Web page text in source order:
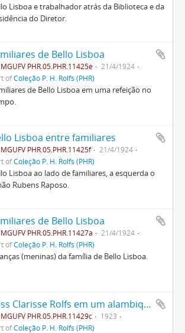
Lisboa e trabalhador atrás da Biblioteca e da
do Diretor.
de Bello Lisboa
MGUFV PHR.05.PHR.11425e
21/4/1924
ofColeção P. H. Rolfs (PHR)
de Bello Lisboa em uma refeição no
Lisboa entre familiares
MGUFV PHR.05.PHR.11425f
21/4/1924
ofColeção P. H. Rolfs (PHR)
Lisboa ao lado de familiares, a esquerda o
Rubens Raposo.
de Bello Lisboa
MGUFV PHR.05.PHR.11427a
21/4/1924
ofColeção P. H. Rolfs (PHR)
(meninas) da família de Bello Lisboa.
Miss Clarisse Rolfs em um alambique
MGUFV PHR.05.PHR.11429c
1923
ofColeção P. H. Rolfs (PHR)